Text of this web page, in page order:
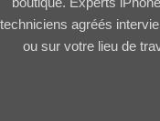
boutique. Experts
techniciens agréés
ou sur votre lieu de